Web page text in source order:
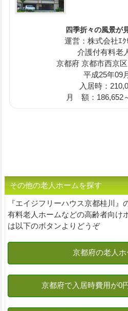
四季折々の風景が
運営：株式会社ｴｸ
介護付有料老
京都府 京都市西京
平成25年09
入居時：
月 額：186,652
その他の老人ホームを探す
『エイジフリーハウス京都桂川
有料老人ホームなどの高齢者向け
は以下のボタンよりどうぞ